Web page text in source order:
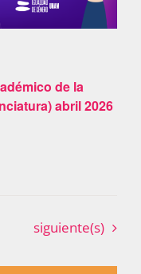
de la
abril 2026
Eventos
siguiente(s)